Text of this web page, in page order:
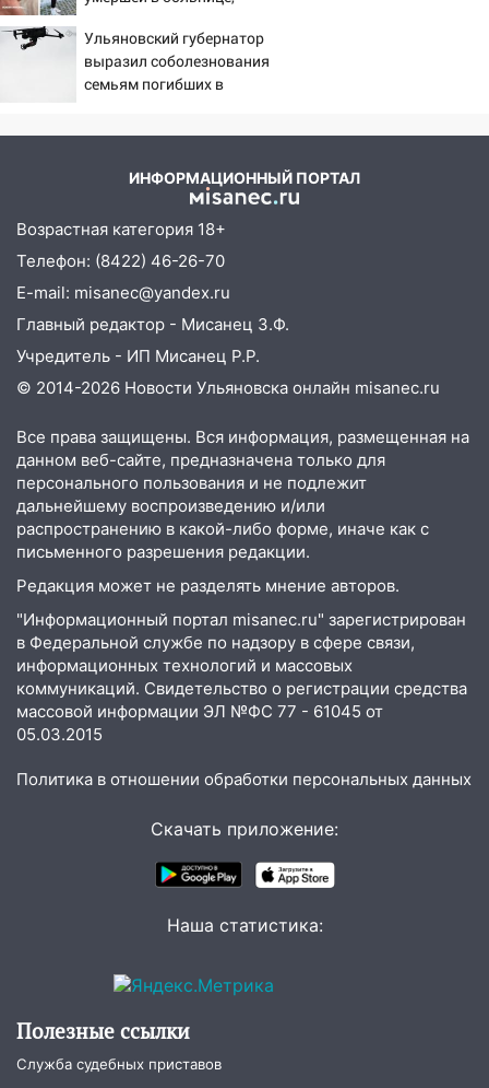
07:00
Прохладная ночь и ветреный
день: прогноз погоды в Ульяновске 10
августа
парализовали Ульяновскую область: ЧП
05:50 Пять украденных лошадей и
смертельная драка
05:00 Боль, скованность и старение
дисков: как повседневные привычки
незаметно разрушают наш позвоночник
03:00 День скрытых ловушек и
на 10 августа
09.08.2026
21:58 В Ульяновске около «нового»
моста утопили автомобиль «Вольво»
20:20
Итоги 9 августа в Ульяновской
области: разгул стихии, поиски
человека на Волге и транспортный
коллапс
19:43 Из-за ураганного ветра упали
деревья в парке «Победы»
18:00 Пепелище на Балтийской: в
Заволжье ульяновские спасатели
ликвидировали крупный пожар
Прогноз погоды на 10 августа в
Ульяновской области
Волге пропал известный блогер: нужна
Соцсети: на «Ауди» упало дерево
15:12
многоэтажке
девочку
Ульяновский губернатор
выразил соболезнования
семьям погибших в
ИНФОРМАЦИОННЫЙ ПОРТАЛ
Возрастная категория 18+
Телефон: (8422) 46-26-70
E-mail: misanec@yandex.ru
Главный редактор - Мисанец З.Ф.
Учредитель - ИП Мисанец Р.Р.
© 2014-2026 Новости Ульяновска онлайн misanec.ru
Все права защищены. Вся информация, размещенная на
данном веб-сайте, предназначена только для
персонального пользования и не подлежит
дальнейшему воспроизведению и/или
распространению в какой-либо форме, иначе как с
письменного разрешения редакции.
Редакция может не разделять мнение авторов.
"Информационный портал misanec.ru" зарегистрирован
в Федеральной службе по надзору в сфере связи,
информационных технологий и массовых
коммуникаций. Свидетельство о регистрации средства
массовой информации ЭЛ №ФС 77 - 61045 от
05.03.2015
Политика в отношении обработки персональных данных
Скачать приложение:
Наша статистика:
Полезные ссылки
Служба судебных приставов